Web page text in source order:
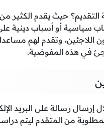
التقديم؟ حيث يقدم الكثير
سياسية أو أسباب دينية
اللاجئين، وتقدم لهم
في هذه المفوضية.
رسالة على البريد
من المتقدم ليتم